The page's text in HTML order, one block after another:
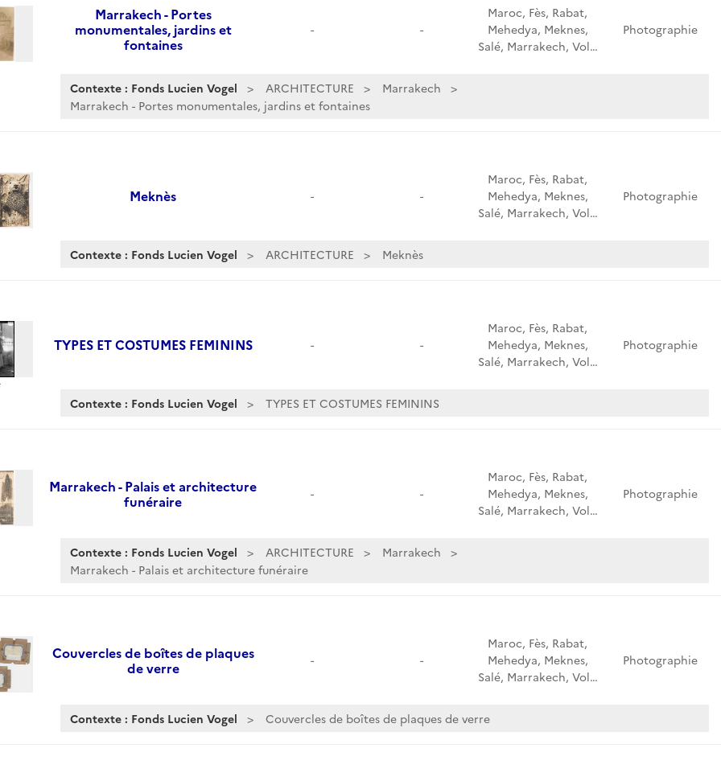
Marrakech - Portes
monumentales, jardins et
fontaines
- -
Maroc, Fès, Rabat,
Mehedya, Meknes,
Salé, Marrakech, Vol…
Photographie
Contexte : Fonds Lucien Vogel ARCHITECTURE
Marrakech
Marrakech - Portes monumentales, jardins et fontaines
Meknès - -
Maroc, Fès, Rabat,
Mehedya, Meknes,
Salé, Marrakech, Vol…
Photographie
Contexte : Fonds Lucien Vogel ARCHITECTURE Meknès
TYPES ET COSTUMES FEMININS - -
Maroc, Fès, Rabat,
Mehedya, Meknes,
Salé, Marrakech, Vol…
Photographie
Contexte : Fonds Lucien Vogel TYPES ET COSTUMES FEMININS
Marrakech - Palais et architecture
funéraire
- -
Maroc, Fès, Rabat,
Mehedya, Meknes,
Salé, Marrakech, Vol…
Photographie
Contexte : Fonds Lucien Vogel ARCHITECTURE
Marrakech
Marrakech - Palais et architecture funéraire
Couvercles de boîtes de plaques
de verre
- -
Maroc, Fès, Rabat,
Mehedya, Meknes,
Salé, Marrakech, Vol…
Photographie
Contexte : Fonds Lucien Vogel Couvercles de boîtes de plaques de verre